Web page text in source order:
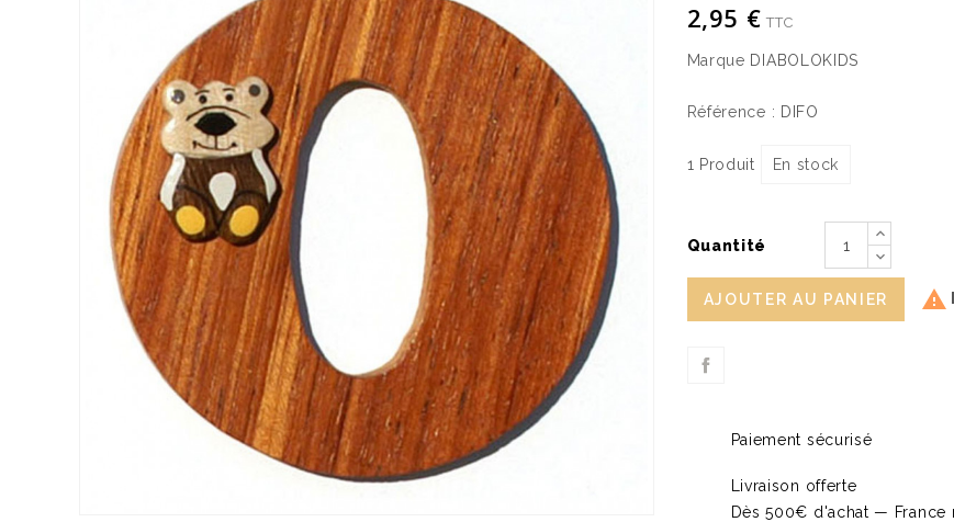
2,95 € TTC
Marque DIABOLOKIDS
Référence : DIFO
1 Produit En stock
Quantité
AJOUTER AU PANIER 
Paiement sécurisé
Livraison offerte
Dès 500€ d'achat — France